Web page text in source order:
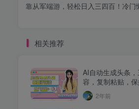
靠从军端游，轻松日入三四百！冷门
相关推荐
AI自动生成头条
容，复制粘贴，
2年前